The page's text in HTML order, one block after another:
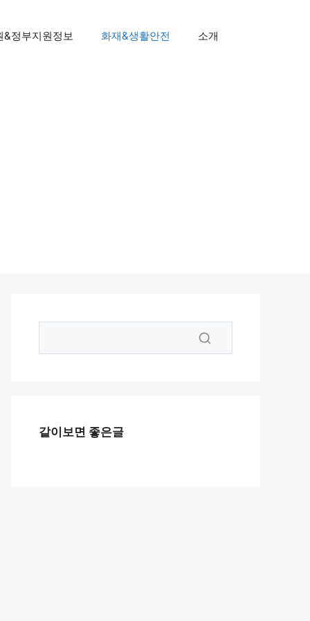
&정부지원정보 화재&생활안전 소개
같이보면 좋은글